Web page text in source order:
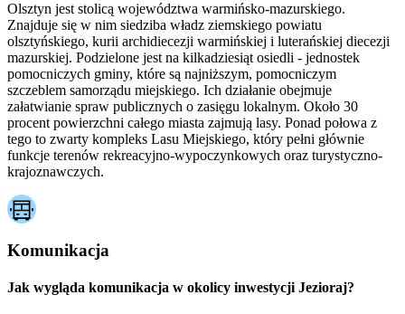
Olsztyn jest stolicą województwa warmińsko-mazurskiego.
Znajduje się w nim siedziba władz ziemskiego powiatu
olsztyńskiego, kurii archidiecezji warmińskiej i luterańskiej diecezji
mazurskiej. Podzielone jest na kilkadziesiąt osiedli - jednostek
pomocniczych gminy, które są najniższym, pomocniczym
szczeblem samorządu miejskiego. Ich działanie obejmuje
załatwianie spraw publicznych o zasięgu lokalnym. Około 30
procent powierzchni całego miasta zajmują lasy. Ponad połowa z
tego to zwarty kompleks Lasu Miejskiego, który pełni głównie
funkcje terenów rekreacyjno-wypoczynkowych oraz turystyczno-
krajoznawczych.
Komunikacja
Jak wygląda komunikacja w okolicy inwestycji Jezioraj?